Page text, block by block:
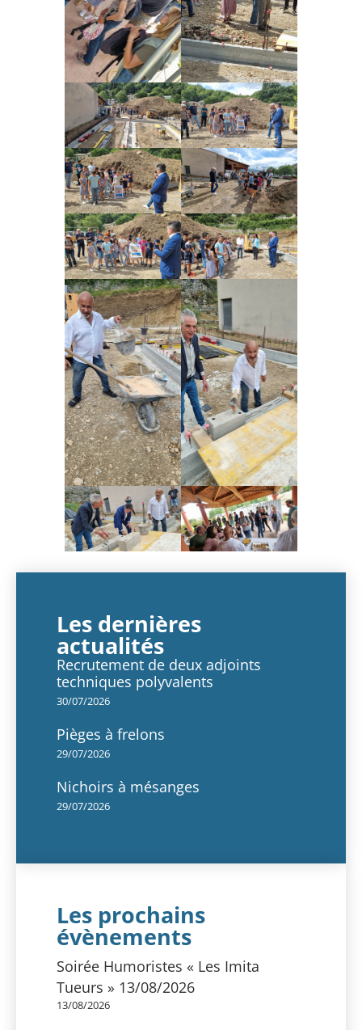
Les dernières
actualités
Recrutement de deux adjoints
techniques polyvalents
30/07/2026
Pièges à frelons
29/07/2026
Nichoirs à mésanges
29/07/2026
Les prochains
évènements
Soirée Humoristes « Les Imita
Tueurs » 13/08/2026
13/08/2026